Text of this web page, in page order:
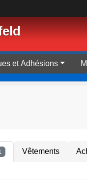
et Adhésions
Vêtements